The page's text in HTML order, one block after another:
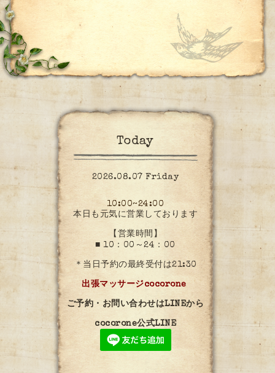
Today
2026.08.07 Friday
10:00~24:00
本日も元気に営業しております
【営業時間】
■ 10：00～24：00
＊当日予約の最終受付は21:30
出張マッサージcocorone
ご予約・お問い合わせはLINEから
cocorone公式LINE